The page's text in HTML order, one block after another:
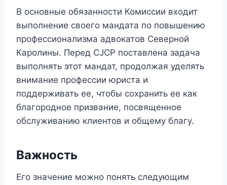
В основные обязанности Комиссии входит
выполнение своего мандата по повышению
профессионализма адвокатов Северной
Каролины. Перед CJCP поставлена ​​задача
выполнять этот мандат, продолжая уделять
внимание профессии юриста и
поддерживать ее, чтобы сохранить ее как
благородное призвание, посвященное
обслуживанию клиентов и общему благу.
Важность
Его значение можно понять следующим